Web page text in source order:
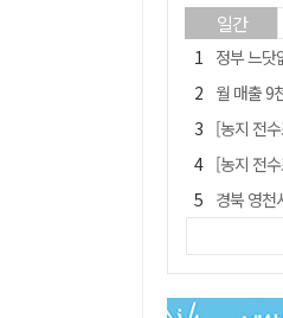
일간
정부 느닷없는
월 매출 9천만원
[농지 전수조사
[농지 전수조사 폐해]
경북 영천시,
'솔리다임
[농지 전수조